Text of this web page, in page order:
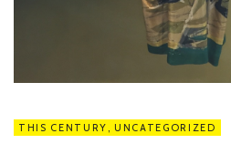
THIS CENTURY , UNCATEGORIZED